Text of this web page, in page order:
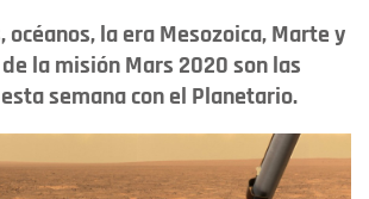
océanos, la era Mesozoica, Marte y
la misión Mars 2020 son las
semana con el Planetario.